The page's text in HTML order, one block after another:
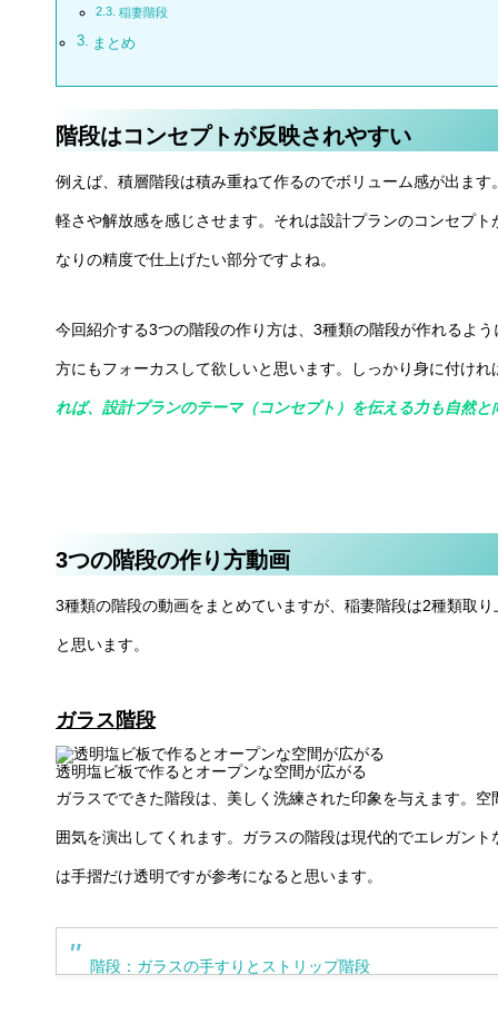
稲妻階段
まとめ
階段はコンセプトが反映されやすい
例えば、積層階段は積み重ねて作るのでボリューム感が出ま
軽さや解放感を感じさせます。それは設計プランのコンセプ
なりの精度で仕上げたい部分ですよね。
今回紹介する3つの階段の作り方は、3種類の階段が作れるよ
方にもフォーカスして欲しいと思います。しっかり身に付け
れば、設計プランのテーマ（コンセプト）を伝える力も自然と
3つの階段の作り方動画
3種類の階段の動画をまとめていますが、稲妻階段は2種類取
と思います。
ガラス階段
透明塩ビ板で作るとオープンな空間が広がる
ガラスでできた階段は、美しく洗練された印象を与えます。
囲気を演出してくれます。ガラスの階段は現代的でエレガン
は手摺だけ透明ですが参考になると思います。
階段：ガラスの手すりとストリップ階段